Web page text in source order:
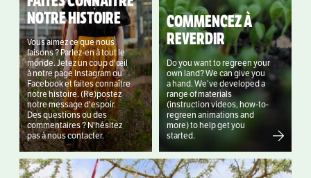
NOTRE HISTOIRE
Vous aimez ce que nous
faisons ? Parlez-en à tout le
monde. Jetez un coup d'œil
à notre page Instagram ou
Facebook et faites connaître
notre histoire. (Re)postez
notre message d'espoir.
Des questions ou des
commentaires ? N'hésitez
pas à nous contacter.
COMMENCEZ À
REVERDIR
Do you want to regreen your
own land? We can give you
a hand. We’ve developed a
range of materials
(instruction videos, how-to-
regreen animations and
more) to help get you
started.